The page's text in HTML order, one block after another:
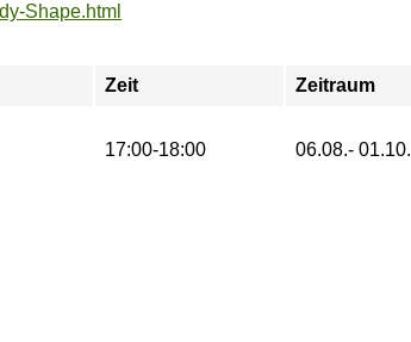
Shape.html
Zeit Zeitraum
17:00-18:00 06.08.- 01.10.